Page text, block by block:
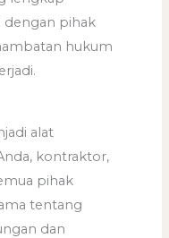
dengan pihak
hukum
alat
kontraktor,
pihak
tentang
dan